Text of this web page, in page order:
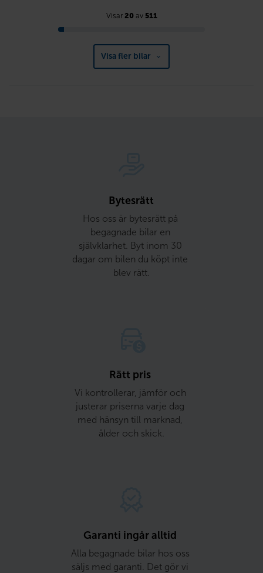
Visar 20av 511
Visa fler bilar
Bytesrätt
Hos oss är bytesrätt på
begagnade bilar en
självklarhet. Byt inom 30
dagar om bilen du köpt inte
blev rätt.
Rätt pris
Vi kontrollerar, jämför och
justerar priserna varje dag
med hänsyn till marknad,
ålder och skick.
Garanti ingår alltid
Alla begagnade bilar hos oss
säljs med garanti. Det gör vi